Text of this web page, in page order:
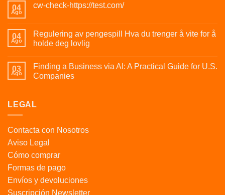
04
Ago
cw-check-https://test.com/
04
Ago
Regulering av pengespill Hva du trenger å vite for å
holde deg lovlig
03
Ago
Finding a Business via AI: A Practical Guide for U.S.
Companies
LEGAL
Contacta con Nosotros
Aviso Legal
Cómo comprar
Formas de pago
Envíos y devoluciones
Suscripción Newsletter